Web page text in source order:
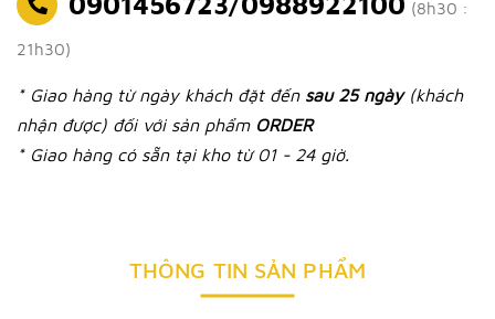
(8h30 :
21h30)
* Giao hàng từ ngày khách đặt đến sau 25 ngày (khách
nhận được) đối với sản phẩm ORDER
* Giao hàng có sẵn tại kho từ 01 - 24 giờ.
THÔNG TIN SẢN PHẨM